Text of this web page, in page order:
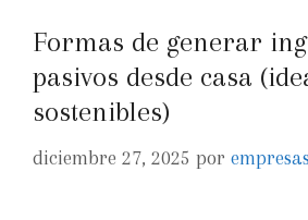
Formas de generar
pasivos desde casa
sostenibles)
diciembre 27, 2025 por